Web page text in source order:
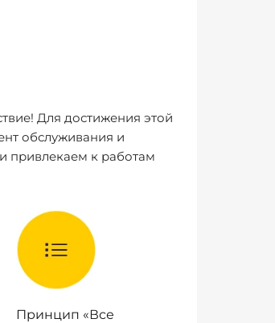
Для достижения этой
обслуживания и
привлекаем к работам
Принцип «Все